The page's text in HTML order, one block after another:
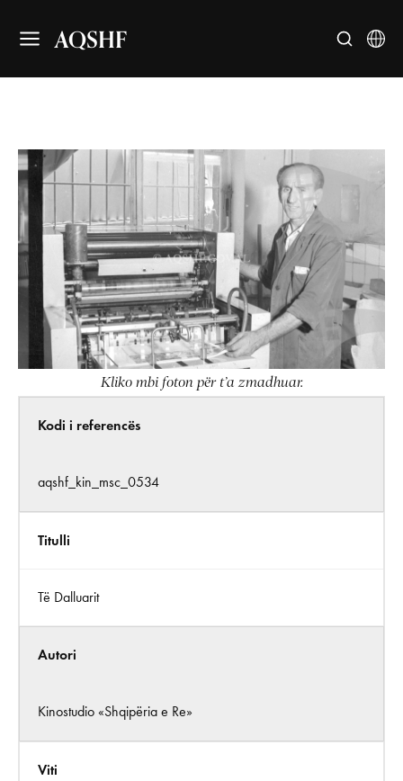
AQSHF
Kliko mbi foton për t’a zmadhuar.
Kodi i referencës
aqshf_kin_msc_0534
Titulli
Të Dalluarit
Autori
Kinostudio «Shqipëria e Re»
Viti